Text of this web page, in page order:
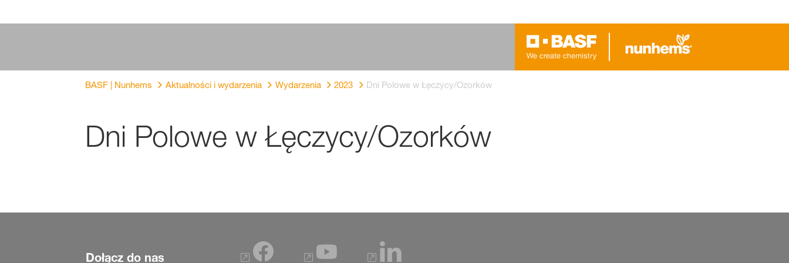
BASF | Nunhems Aktualności i wydarzenia Wydarzenia 2023 Dni Polowe w Łęczycy/Ozorków
Dni Polowe w Łęczycy/Ozorków
Dołącz do nas